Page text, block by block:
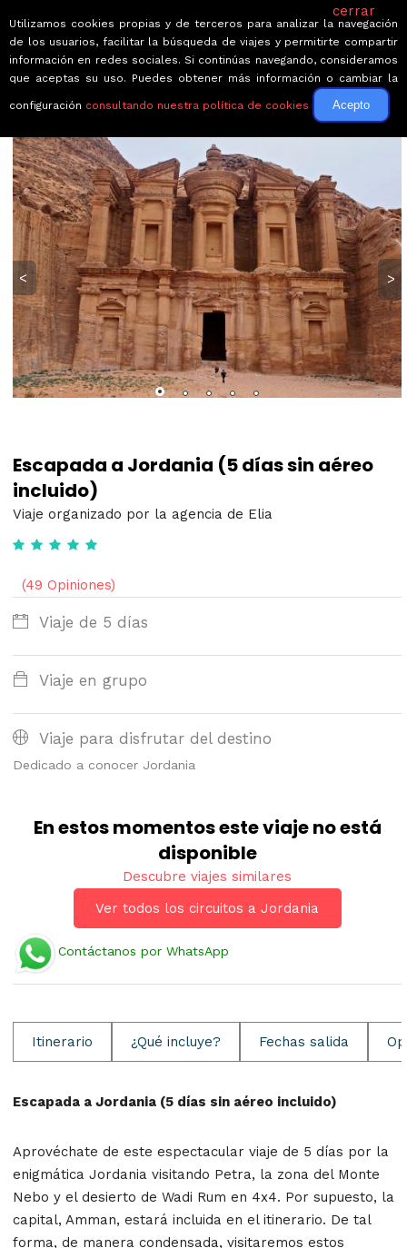
← Volver a Circuitos por Jordania
< >
Escapada a Jordania (5 días sin aéreo
incluido)
Viaje organizado por la agencia de Elia
(49 Opiniones)
Viaje de 5 días
Viaje en grupo
Viaje para disfrutar del destino
Dedicado a conocer Jordania
En estos momentos este viaje no está
disponible
Descubre viajes similares
Ver todos los circuitos a Jordania
Contáctanos por WhatsApp
Itinerario ¿Qué incluye? Fechas salida
Escapada a Jordania (5 días sin aéreo incluido)
Aprovéchate de este espectacular viaje de 5 días por la
enigmática Jordania visitando Petra, la zona del Monte
Nebo y el desierto de Wadi Rum en 4x4. Por supuesto, la
capital, Amman, estará incluida en el itinerario. De tal
forma, de manera condensada, visitaremos estos
cerrar
Utilizamos cookies propias y de terceros para analizar la navegación
de los usuarios, facilitar la búsqueda de viajes y permitirte compartir
información en redes sociales. Si continúas navegando, consideramos
que aceptas su uso. Puedes obtener más información o cambiar la
configuración consultando nuestra política de cookies Acepto